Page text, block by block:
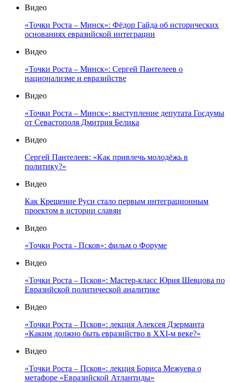
Видео
«Точки Роста – Минск»: Фёдор Гайда об исторических
основаниях евразийской интеграции
Видео
«Точки Роста – Минск»: Сергей Пантелеев о
национализме и евразийстве
Видео
«Точки Роста – Минск»: выступление депутата Госдумы
от Севастополя Дмитрия Белика
Видео
Сергей Пантелеев: «Как привлечь молодёжь в
политику?»
Видео
Как Крещение Руси стало первым интеграционным
проектом в истории славян
Видео
«Точки Роста - Псков»: фильм о Форуме
Видео
«Точки Роста – Псков»: Мастер-класс Юрия Шевцова по
Евразийской политической аналитике
Видео
«Точки Роста – Псков»: лекция Алексея Дзерманта
«Каким должно быть евразийство в XXI-м веке?»
Видео
«Точки Роста – Псков»: лекция Бориса Межуева о
метафоре «Евразийской Атлантиды»